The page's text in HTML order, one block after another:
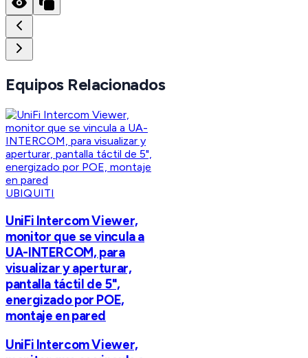
Equipos Relacionados
UBIQUITI
UniFi Intercom Viewer,
monitor que se vincula a
UA-INTERCOM, para
visualizar y aperturar,
pantalla táctil de 5",
energizado por POE,
montaje en pared
UniFi Intercom Viewer,